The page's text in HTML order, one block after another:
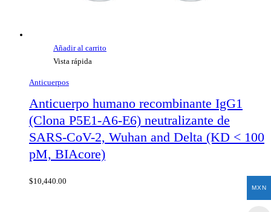
Añadir al carrito
Vista rápida
Anticuerpos
Anticuerpo humano recombinante IgG1
(Clona P5E1-A6-E6) neutralizante de
SARS-CoV-2, Wuhan and Delta (KD < 100
pM, BIAcore)
$10,440.00
MXN